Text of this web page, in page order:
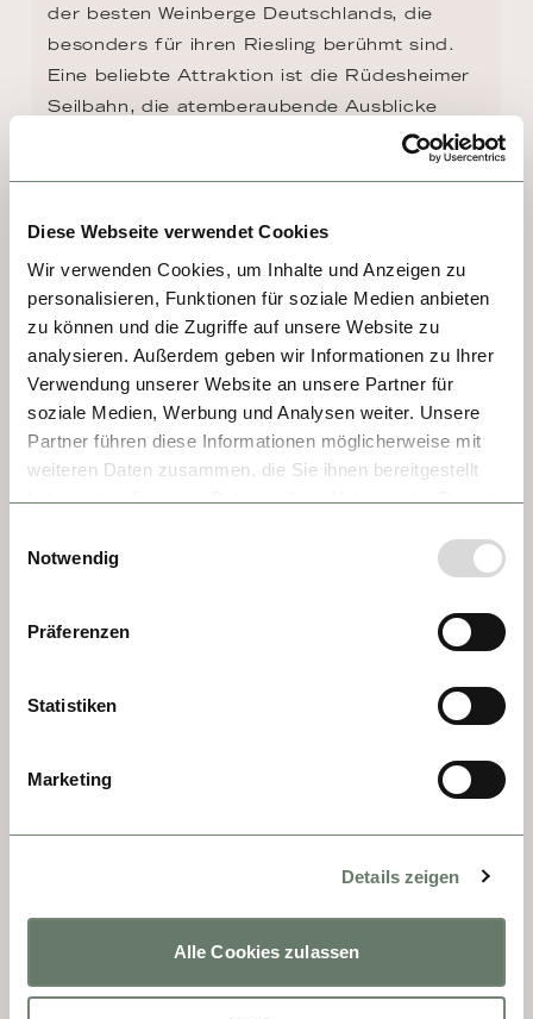
Diese Webseite verwendet Cookies
Wir verwenden Cookies, um Inhalte und Anzeigen zu
personalisieren, Funktionen für soziale Medien anbieten
zu können und die Zugriffe auf unsere Website zu
analysieren. Außerdem geben wir Informationen zu Ihrer
Verwendung unserer Website an unsere Partner für
soziale Medien, Werbung und Analysen weiter. Unsere
Partner führen diese Informationen möglicherweise mit
weiteren Daten zusammen, die Sie ihnen bereitgestellt
haben oder die sie im Rahmen Ihrer Nutzung der Dienste
Notwendig
Präferenzen
Statistiken
Marketing
Details zeigen
Alle Cookies zulassen
der besten Weinberge Deutschlands, die
besonders für ihren Riesling berühmt sind.
Eine beliebte Attraktion ist die Rüdesheimer
Seilbahn, die atemberaubende Ausblicke
bietet und vom Stadtzentrum hinauf zum
Niederwalddenkmal führt. Versäumen Sie
Kaffeespezialität zu probieren, die mit
Asbach Uralt zubereitet und mit
Schlagsahne gekrönt wird.
Zweiten Weltkrieg bombardiert wurde, gilt
sie heute nicht gerade als Perle. Doch ein
Schmuckstück, und sehenswert ist auch die
größte Synagoge Deutschlands. Die jüdische
Gemeinde war seit 1660 fester Bestandteil